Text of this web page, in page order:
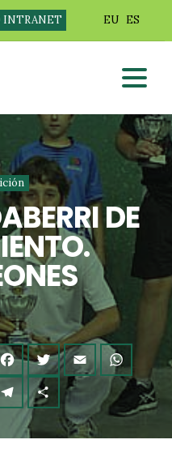
INTRANET EU ES
DE